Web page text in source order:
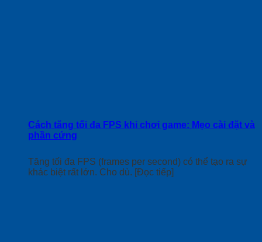
Cách tăng tối đa FPS khi chơi game: Mẹo cài đặt và
phần cứng
Tăng tối đa FPS (frames per second) có thể tạo ra sự
khác biệt rất lớn. Cho dù. [Đọc tiếp]